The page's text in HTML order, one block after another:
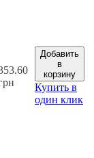
Добавить
в
корзину
Купить в
один клик